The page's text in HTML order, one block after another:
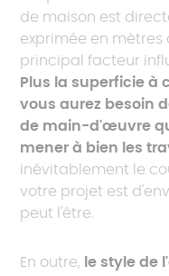
de maison est
exprimée en mètres
principal facteur
Plus la superficie à
vous aurez besoin
de main-d'œuvre
mener à bien les
inévitablement le
votre projet est
peut l'être.
En outre, le style de